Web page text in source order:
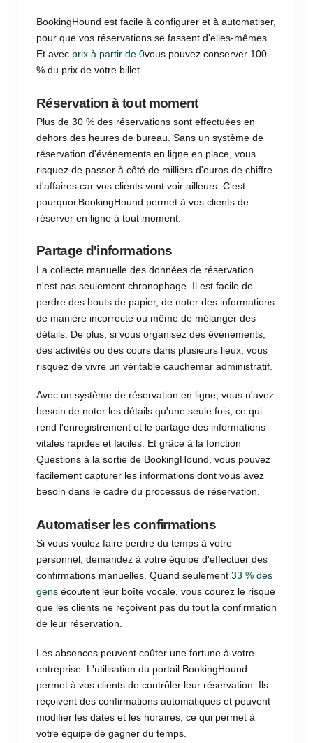
BookingHound est facile à configurer et à automatiser,
pour que vos réservations se fassent d'elles-mêmes.
Et avec prix à partir de 0vous pouvez conserver 100
% du prix de votre billet.
Réservation à tout moment
Plus de 30 % des réservations sont effectuées en
dehors des heures de bureau. Sans un système de
réservation d'événements en ligne en place, vous
risquez de passer à côté de milliers d'euros de chiffre
d'affaires car vos clients vont voir ailleurs. C'est
pourquoi BookingHound permet à vos clients de
réserver en ligne à tout moment.
Partage d'informations
La collecte manuelle des données de réservation
n'est pas seulement chronophage. Il est facile de
perdre des bouts de papier, de noter des informations
de manière incorrecte ou même de mélanger des
détails. De plus, si vous organisez des événements,
des activités ou des cours dans plusieurs lieux, vous
risquez de vivre un véritable cauchemar administratif.
Avec un système de réservation en ligne, vous n'avez
besoin de noter les détails qu'une seule fois, ce qui
rend l'enregistrement et le partage des informations
vitales rapides et faciles. Et grâce à la fonction
Questions à la sortie de BookingHound, vous pouvez
facilement capturer les informations dont vous avez
besoin dans le cadre du processus de réservation.
Automatiser les confirmations
Si vous voulez faire perdre du temps à votre
personnel, demandez à votre équipe d'effectuer des
confirmations manuelles. Quand seulement 33 % des
gensécoutent leur boîte vocale, vous courez le risque
que les clients ne reçoivent pas du tout la confirmation
de leur réservation.
Les absences peuvent coûter une fortune à votre
entreprise. L'utilisation du portail BookingHound
permet à vos clients de contrôler leur réservation. Ils
reçoivent des confirmations automatiques et peuvent
modifier les dates et les horaires, ce qui permet à
votre équipe de gagner du temps.